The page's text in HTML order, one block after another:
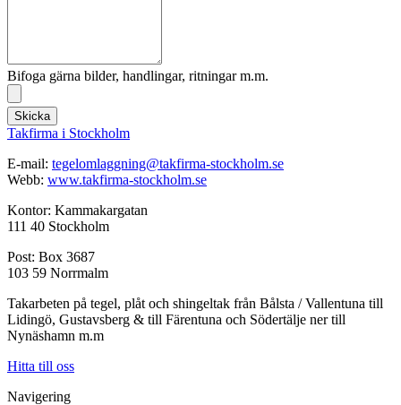
Bifoga gärna bilder, handlingar, ritningar m.m.
Skicka
Takfirma i Stockholm
E-mail: tegelomlaggning@takfirma-stockholm.se
Webb: www.takfirma-stockholm.se
Kontor: Kammakargatan
111 40 Stockholm
Post: Box 3687
103 59 Norrmalm
Takarbeten på tegel, plåt och shingeltak från Bålsta / Vallentuna till
Lidingö, Gustavsberg & till Färentuna och Södertälje ner till
Nynäshamn m.m
Hitta till oss
Navigering